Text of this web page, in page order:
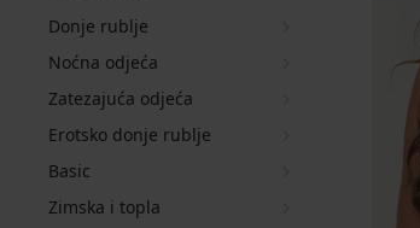
Donje rublje
Noćna odjeća
Zatezajuća odjeća
Erotsko donje rublje
Basic
Zimska i topla